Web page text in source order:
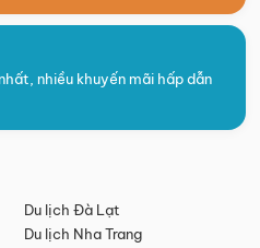
nhiều khuyến mãi hấp dẫn
Du lịch Đà Lạt
Du lịch Nha Trang